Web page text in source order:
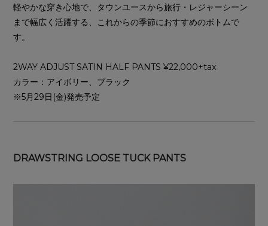
軽やかな穿き心地で、タウンユースから旅行・レジャーシーン
まで幅広く活躍する、これからの季節におすすめのボトムで
す。
2WAY ADJUST SATIN HALF PANTS ¥22,000+tax
カラー：アイボリー、ブラック
※5月29日(金)発売予定
DRAWSTRING LOOSE TUCK PANTS